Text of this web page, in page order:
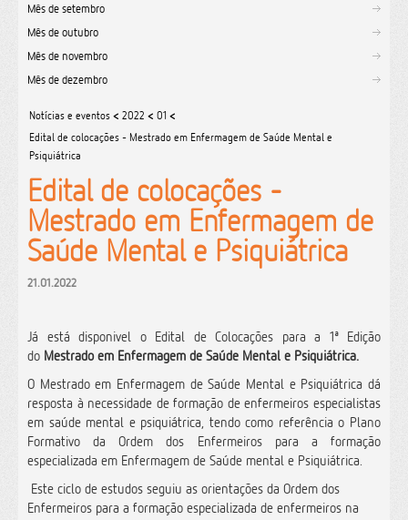
Mês de setembro
Mês de outubro
Mês de novembro
Mês de dezembro
Notícias e eventos < 2022 < 01 <
Edital de colocações - Mestrado em Enfermagem de Saúde Mental e
Psiquiátrica
Edital de colocações -
Mestrado em Enfermagem de
Saúde Mental e Psiquiátrica
21.01.2022
Já está disponivel o Edital de Colocações para a 1ª Edição
do Mestrado em Enfermagem de Saúde Mental e Psiquiátrica.
O Mestrado em Enfermagem de Saúde Mental e Psiquiátrica dá
resposta à necessidade de formação de enfermeiros especialistas
em saúde mental e psiquiátrica, tendo como referência o Plano
Formativo da Ordem dos Enfermeiros para a formação
especializada em Enfermagem de Saúde mental e Psiquiátrica.
Este ciclo de estudos seguiu as orientações da Ordem dos
Enfermeiros para a formação especializada de enfermeiros na